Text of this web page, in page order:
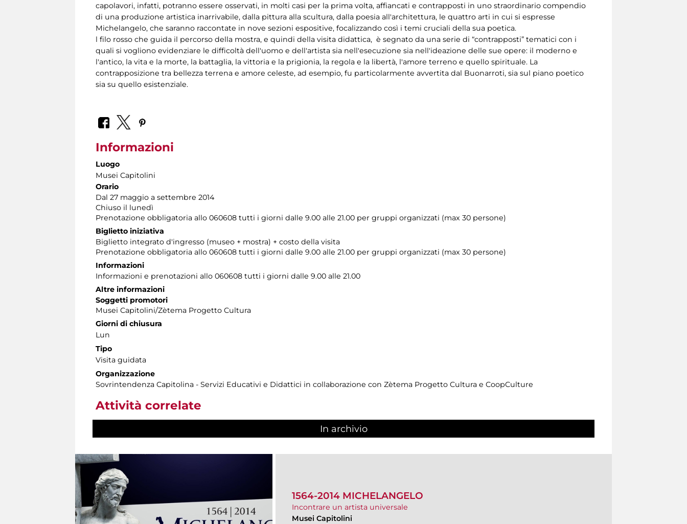
capolavori, infatti, potranno essere osservati, in molti casi per la prima volta, affiancati e contrapposti in uno straordinario compendio
di una produzione artistica inarrivabile, dalla pittura alla scultura, dalla poesia all'architettura, le quattro arti in cui si espresse
Michelangelo, che saranno raccontate in nove sezioni espositive, focalizzando così i temi cruciali della sua poetica.
l filo rosso che guida il percorso della mostra, e quindi della visita didattica, è segnato da una serie di “contrapposti” tematici con i
quali si vogliono evidenziare le difficoltà dell'uomo e dell'artista sia nell'esecuzione sia nell'ideazione delle sue opere: il moderno e
l'antico, la vita e la morte, la battaglia, la vittoria e la prigionia, la regola e la libertà, l'amore terreno e quello spirituale. La
contrapposizione tra bellezza terrena e amore celeste, ad esempio, fu particolarmente avvertita dal Buonarroti, sia sul piano poetico
sia su quello esistenziale.
Informazioni
Luogo
Musei Capitolini
Orario
Dal 27 maggio a settembre 2014
Chiuso il lunedì
Prenotazione obbligatoria allo 060608 tutti i giorni dalle 9.00 alle 21.00 per gruppi organizzati (max 30 persone)
Biglietto iniziativa
Biglietto integrato d'ingresso (museo + mostra) + costo della visita
Prenotazione obbligatoria allo 060608 tutti i giorni dalle 9.00 alle 21.00 per gruppi organizzati (max 30 persone)
Informazioni
Informazioni e prenotazioni allo 060608 tutti i giorni dalle 9.00 alle 21.00
Altre informazioni
Soggetti promotori
Musei Capitolini/Zètema Progetto Cultura
Giorni di chiusura
Lun
Tipo
Visita guidata
Organizzazione
Sovrintendenza Capitolina - Servizi Educativi e Didattici in collaborazione con Zètema Progetto Cultura e CoopCulture
Attività correlate
In archivio
1564-2014 MICHELANGELO
Incontrare un artista universale
Musei Capitolini